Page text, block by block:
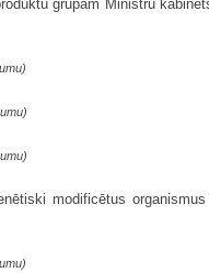
grupām Ministru
modificētus